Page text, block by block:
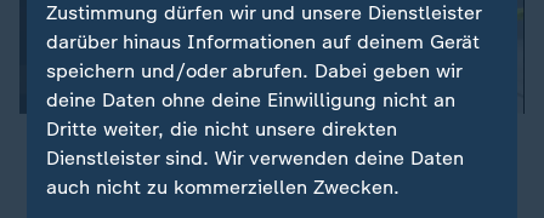
00:05
Zustimmung dürfen wir und unsere Dienstleister
darüber hinaus Informationen auf deinem Gerät
speichern und/oder abrufen. Dabei geben wir
deine Daten ohne deine Einwilligung nicht an
Dritte weiter, die nicht unsere direkten
Dienstleister sind. Wir verwenden deine Daten
auch nicht zu kommerziellen Zwecken.